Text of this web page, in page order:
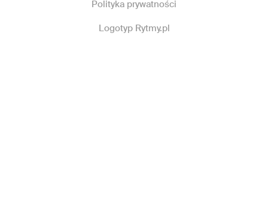
Polityka prywatności
Logotyp Rytmy.pl